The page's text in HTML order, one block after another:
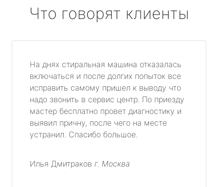
Что говорят клиенты
На днях стиральная машина отказалась
включаться и после долгих попыток все
исправить самому пришел к выводу что
надо звонить в сервис центр. По приезду
мастер бесплатно провет диагностику и
выявил причну, после чего на месте
устранил. Спасибо большое.
Илья Дмитраков г. Москва